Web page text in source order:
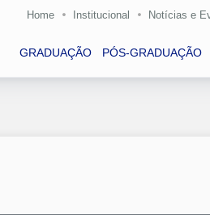
Home Institucional Notícias e
GRADUAÇÃO PÓS-GRADUAÇÃO